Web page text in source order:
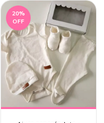
20%
OFF